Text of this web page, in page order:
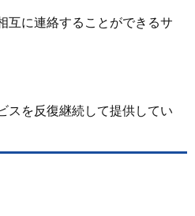
互に連絡することができるサ
スを反復継続して提供してい